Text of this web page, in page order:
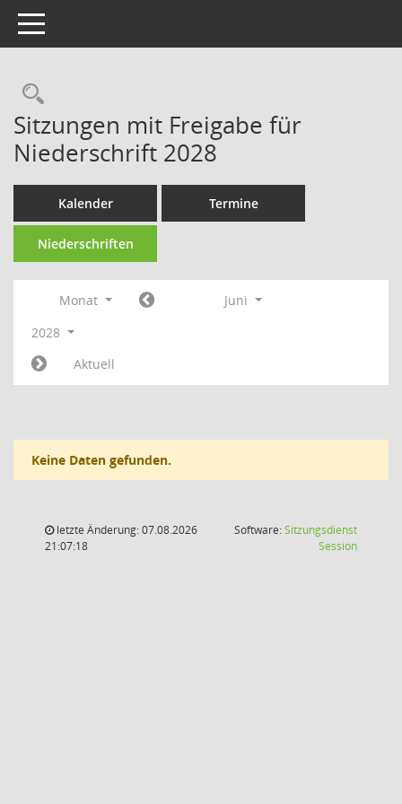
Toggle navigation
Sitzungen mit Freigabe für
Niederschrift 2028
Kalender Termine
Niederschriften
Monat
Juni
2028
Aktuell
Keine Daten gefunden.
letzte Änderung: 07.08.2026
21:07:18
Software:Sitzungsdienst
Session(Wird in